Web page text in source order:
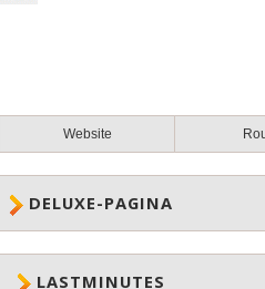
Website
DELUXE-PAGINA
LASTMINUTES